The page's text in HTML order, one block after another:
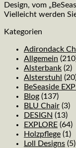
Design, vom
Vielleicht werden
Kategorien
Adirondack
Allgemein
Alsterbank (2)
Alsterstuhl
BeSeaside
Blog (137)
BLU Chair (3)
DESIGN (13)
EXPLORE (64)
Holzpflege (1)
Loll Designs (5)